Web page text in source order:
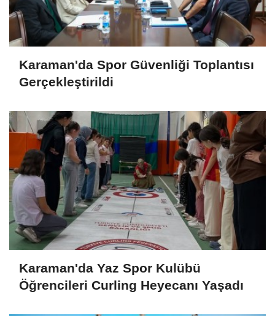
Karaman'da Spor Güvenliği Toplantısı
Gerçekleştirildi
Karaman'da Yaz Spor Kulübü
Öğrencileri Curling Heyecanı Yaşadı